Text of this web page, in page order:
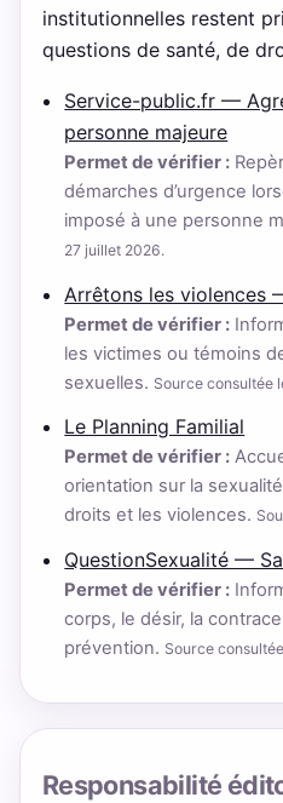
institutionnelles restent
questions de santé, de
Service-public.fr —
personne majeure
Permet de vérifier :
démarches d’urgence
imposé à une personne
27 juillet 2026.
Arrêtons les violences
Permet de vérifier :
les victimes ou témoins
sexuelles. Source consultée
Le Planning Familial
Permet de vérifier :
orientation sur la
droits et les violences.
QuestionSexualité —
Permet de vérifier :
corps, le désir, la
prévention. Source
Responsabilité